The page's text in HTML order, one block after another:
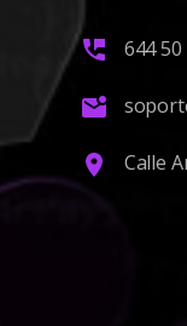
644 50
Calle